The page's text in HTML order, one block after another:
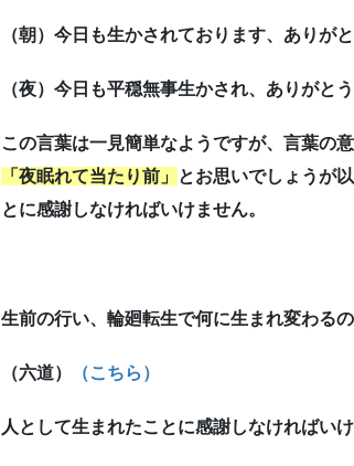
（朝）今日も生かされております、ありが
（夜）今日も平穏無事生かされ、ありがと
この言葉は一見簡単なようですが、言葉の
「夜眠れて当たり前」 とお思いでしょうが
とに感謝しなければいけません。
生前の行い、輪廻転生で何に生まれ変わる
（六道） （こちら）
人として生まれたことに感謝しなければいけ